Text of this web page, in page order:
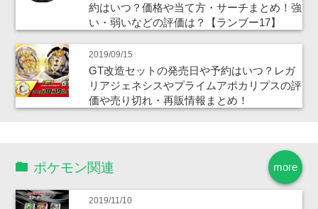
約はいつ？価格や当て方・サーチまとめ！強
い・弱いなどの評価は？【ランブー17】
2019/09/15
GT改造セットの発売日や予約はいつ？レガ
リアジェネシスやプライムアポカリプスの評
価や売り切れ・再販情報まとめ！
more
ポケモン関連
2019/11/10